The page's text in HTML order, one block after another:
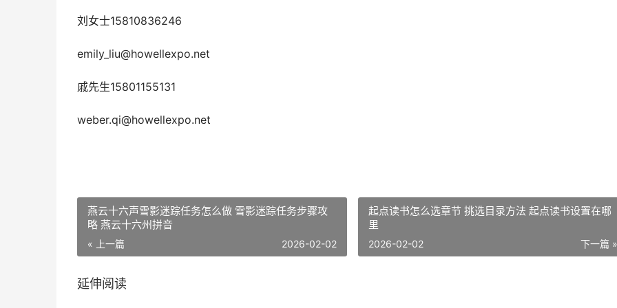
刘女士15810836246
emily_liu@howellexpo.net
戚先生15801155131
weber.qi@howellexpo.net
燕云十六声雪影迷踪任务怎么做 雪影迷踪任务步骤攻
略 燕云十六州拼音
« 上一篇 2026-02-02
起点读书怎么选章节 挑选目录方法 起点读书设置在哪
里
下一篇 »
2026-02-02
延伸阅读